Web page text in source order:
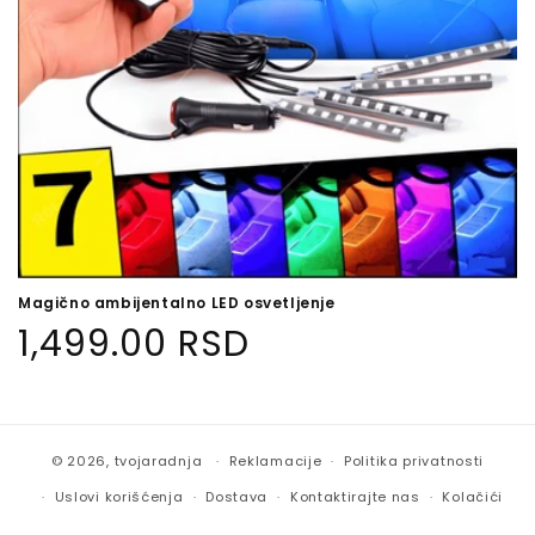
n
:
Magično ambijentalno LED osvetljenje
Regular
price
1,499.00 RSD
© 2026, tvojaradnja Reklamacije
Politika privatnosti
Uslovi korišćenja
Dostava Kontaktirajte nas Kolačići